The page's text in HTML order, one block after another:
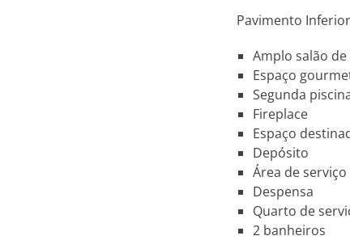
Pavimento Inferior
Amplo salão
Espaço
Segunda
Fireplace
Espaço
Depósito
Área de
Despensa
Quarto de
2 banheiros